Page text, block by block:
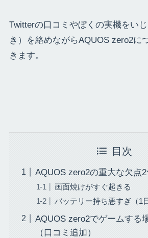
Twitterの口コミやぼくの実機をい
き）を絡めながらAQUOS zero2に
きます。
目次
AQUOS zero2の重大な欠点2
画面焼けがすぐ起きる
バッテリー持ち悪すぎ（1
AQUOS zero2でゲームする
（口コミ追加）